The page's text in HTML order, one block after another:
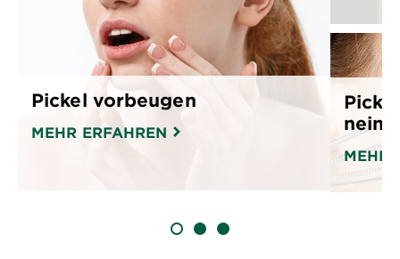
Pickel vorbeugen
MEHR ERFAHREN
nein?
MEHR
SLIDE 1
SLIDE 2SLIDE 3